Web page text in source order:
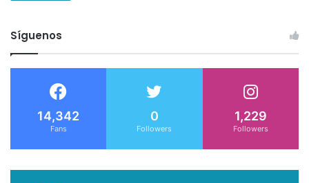
Síguenos
14,342
Fans
0
Followers
1,229
Followers